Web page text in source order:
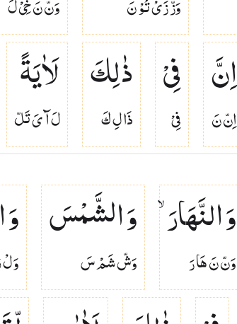
اِنَّ
اِنّ نَ
فِیْ
فِىْ
ذٰلِكَ
ذَا لِ كَ
لَاٰیَةً
لَ آ ىَ تَلّ
وَ النَّهَارَ ۙ
وَنّ نَ هَا رَ
وَ الشَّمْسَ
وَشّ شَمْ سَ
وَ